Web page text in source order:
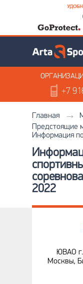
+7
Главная
Предстоящие
Информация
2022
ЮВАО
Москвы,